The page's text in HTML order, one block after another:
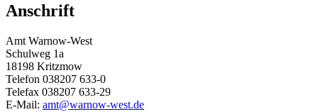
Anschrift
Amt Warnow-West
Schulweg 1a
18198 Kritzmow
Telefon 038207 633-0
Telefax 038207 633-29
E-Mail: amt@warnow-west.de